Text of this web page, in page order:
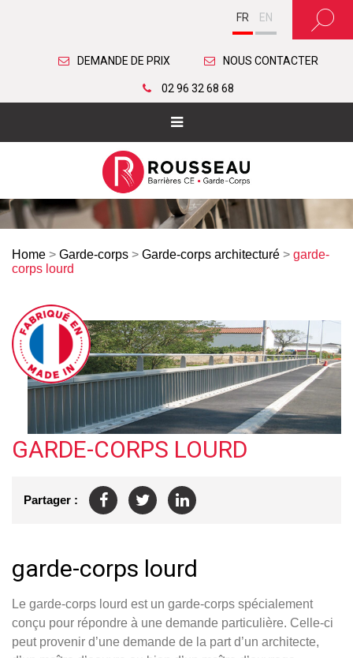
FR EN
DEMANDE DE PRIX NOUS CONTACTER
02 96 32 68 68
Home > Garde-corps > Garde-corps architecturé > garde-
corps lourd
GARDE-CORPS LOURD
Partager :
garde-corps lourd
Le garde-corps lourd est un garde-corps spécialement
conçu pour répondre à une demande particulière. Celle-ci
peut provenir d’une demande de la part d’un architecte,